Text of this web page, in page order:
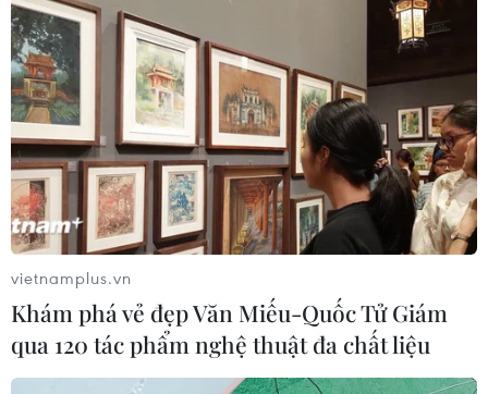
vietnamplus.vn
Khám phá vẻ đẹp Văn Miếu-Quốc Tử Giám
qua 120 tác phẩm nghệ thuật đa chất liệu